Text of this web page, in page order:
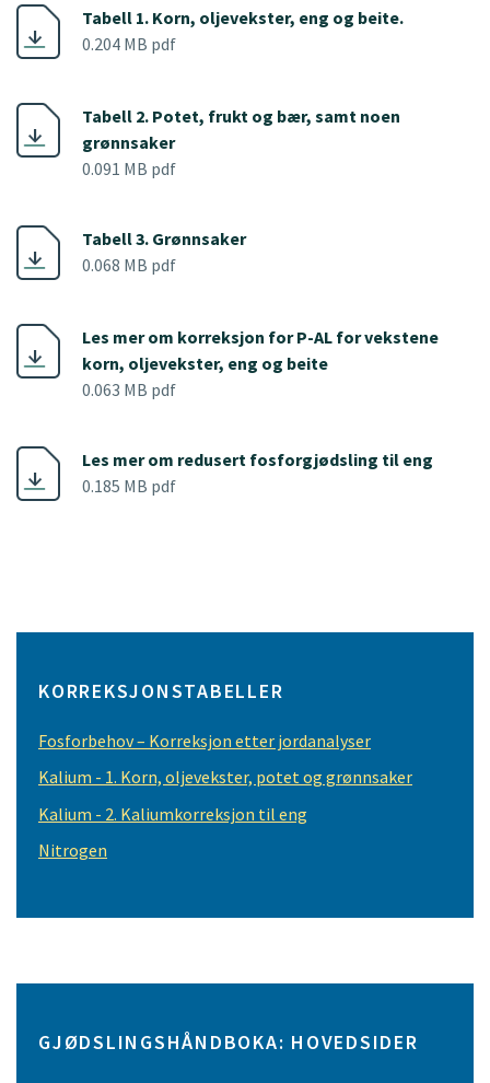
KORREKSJONSTABELLER
Fosforbehov – Korreksjon etter jordanalyser
Kalium - 1. Korn, oljevekster, potet og grønnsaker
Kalium - 2. Kaliumkorreksjon til eng
Nitrogen
GJØDSLINGSHÅNDBOKA: HOVEDSIDER
Tabell 1. Korn, oljevekster, eng og beite.
0.204 MB pdf
Tabell 2. Potet, frukt og bær, samt noen
grønnsaker
0.091 MB pdf
Tabell 3. Grønnsaker
0.068 MB pdf
Les mer om korreksjon for P-AL for vekstene
korn, oljevekster, eng og beite
0.063 MB pdf
Les mer om redusert fosforgjødsling til eng
0.185 MB pdf